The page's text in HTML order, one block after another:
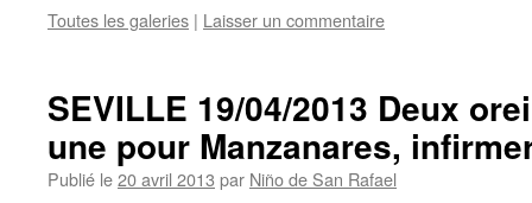
Toutes les galeries | Laisser un commentaire
SEVILLE 19/04/2013 Deux
une pour Manzanares,
Publié le20 avril 2013 par Niño de San Rafael